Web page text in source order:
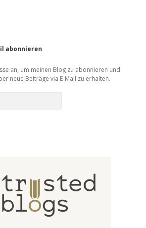
abonnieren
an, um meinen Blog zu abonnieren und
neue Beiträge via E-Mail zu erhalten.